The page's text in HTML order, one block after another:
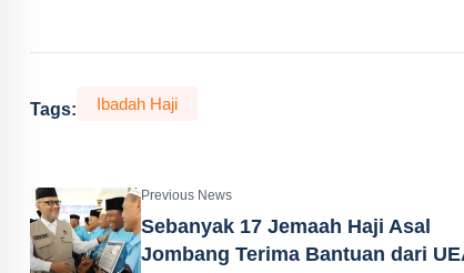
Tags: Ibadah Haji
Previous News
Sebanyak 17 Jemaah Haji Asal
Jombang Terima Bantuan dari